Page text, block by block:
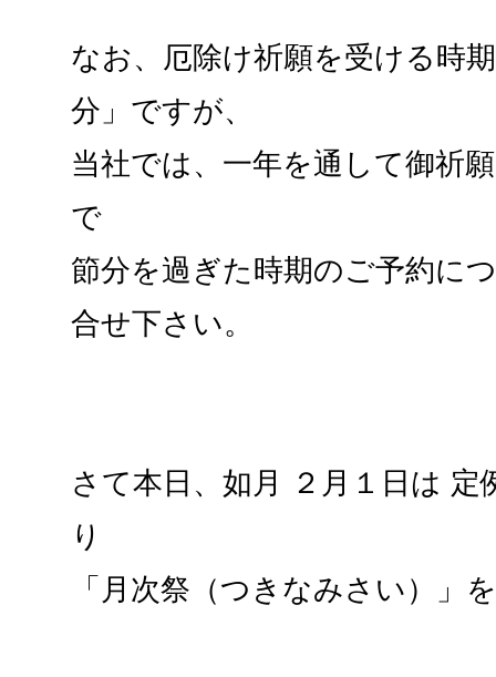
なお、厄除け祈願を受ける時
分」ですが、
当社では、一年を通して御祈
で
節分を過ぎた時期のご予約に
合せ下さい。
さて本日、如月 ２月１日は
り
「月次祭（つきなみさい）」